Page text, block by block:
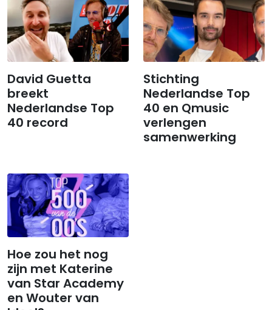
David Guetta
breekt
Nederlandse Top
40 record
Stichting
Nederlandse Top
40 en Qmusic
verlengen
samenwerking
Hoe zou het nog
zijn met Katerine
van Star Academy
en Wouter van